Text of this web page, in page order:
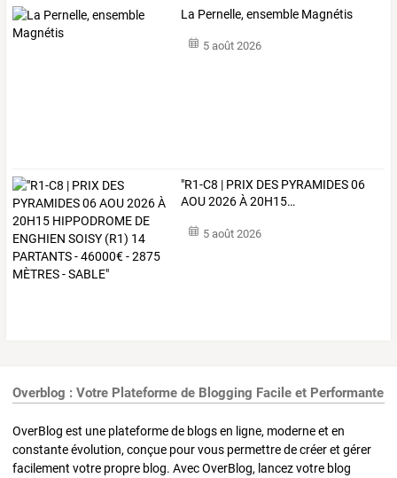
La Pernelle, ensemble Magnétis
5 août 2026
"R1-C8 | PRIX DES PYRAMIDES06
AOU2026À20H15…
5 août 2026
Overblog : Votre Plateforme de Blogging Facile et Performante
OverBlog est une plateforme de blogs en ligne, moderne et en
constante évolution, conçue pour vous permettre de créer et gérer
facilement votre propre blog. Avec OverBlog, lancez votre blog